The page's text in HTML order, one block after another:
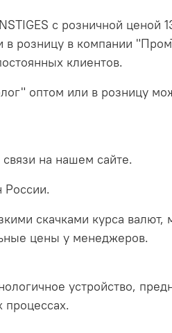
с розничной ценой
розницу в компании
клиентов.
оптом или в розницу
на нашем сайте.
России.
скачками курса
цены у менеджеров.
устройство,